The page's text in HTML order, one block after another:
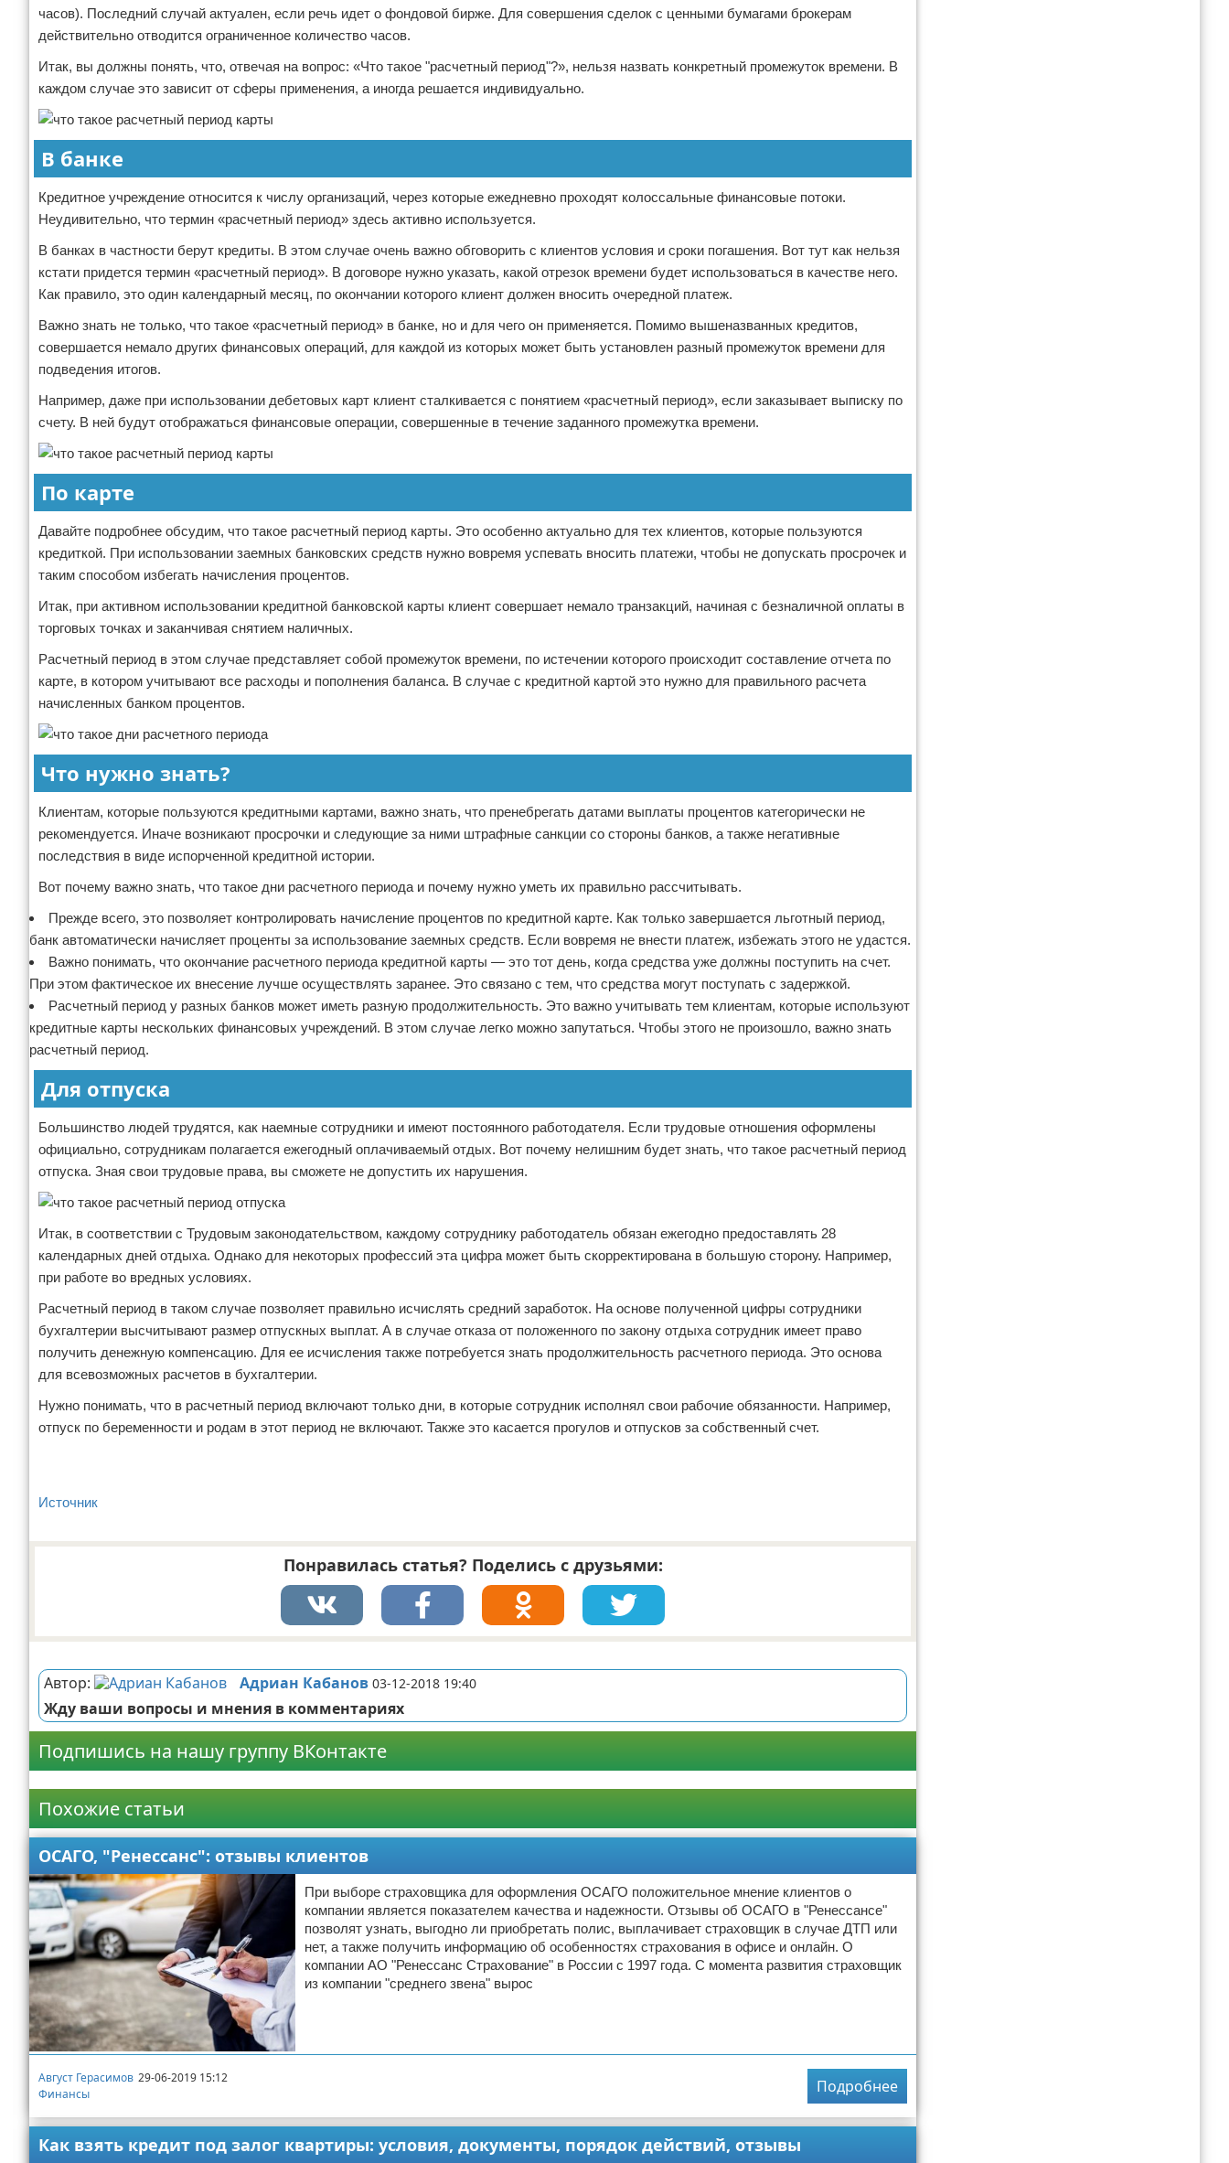
часов). Последний случай актуален, если речь идет о фондовой бирже. Для совершения сделок с ценными бумагами брокерам
действительно отводится ограниченное количество часов.
Итак, вы должны понять, что, отвечая на вопрос: «Что такое "расчетный период"?», нельзя назвать конкретный промежуток времени. В
каждом случае это зависит от сферы применения, а иногда решается индивидуально.
В банке
Кредитное учреждение относится к числу организаций, через которые ежедневно проходят колоссальные финансовые потоки.
Неудивительно, что термин «расчетный период» здесь активно используется.
В банках в частности берут кредиты. В этом случае очень важно обговорить с клиентов условия и сроки погашения. Вот тут как нельзя
кстати придется термин «расчетный период». В договоре нужно указать, какой отрезок времени будет использоваться в качестве него.
Как правило, это один календарный месяц, по окончании которого клиент должен вносить очередной платеж.
Важно знать не только, что такое «расчетный период» в банке, но и для чего он применяется. Помимо вышеназванных кредитов,
совершается немало других финансовых операций, для каждой из которых может быть установлен разный промежуток времени для
подведения итогов.
Например, даже при использовании дебетовых карт клиент сталкивается с понятием «расчетный период», если заказывает выписку по
счету. В ней будут отображаться финансовые операции, совершенные в течение заданного промежутка времени.
По карте
Давайте подробнее обсудим, что такое расчетный период карты. Это особенно актуально для тех клиентов, которые пользуются
кредиткой. При использовании заемных банковских средств нужно вовремя успевать вносить платежи, чтобы не допускать просрочек и
таким способом избегать начисления процентов.
Итак, при активном использовании кредитной банковской карты клиент совершает немало транзакций, начиная с безналичной оплаты в
торговых точках и заканчивая снятием наличных.
Расчетный период в этом случае представляет собой промежуток времени, по истечении которого происходит составление отчета по
карте, в котором учитывают все расходы и пополнения баланса. В случае с кредитной картой это нужно для правильного расчета
начисленных банком процентов.
Что нужно знать?
Клиентам, которые пользуются кредитными картами, важно знать, что пренебрегать датами выплаты процентов категорически не
рекомендуется. Иначе возникают просрочки и следующие за ними штрафные санкции со стороны банков, а также негативные
последствия в виде испорченной кредитной истории.
Вот почему важно знать, что такое дни расчетного периода и почему нужно уметь их правильно рассчитывать.
Прежде всего, это позволяет контролировать начисление процентов по кредитной карте. Как только завершается льготный период,
банк автоматически начисляет проценты за использование заемных средств. Если вовремя не внести платеж, избежать этого не удастся.
Важно понимать, что окончание расчетного периода кредитной карты — это тот день, когда средства уже должны поступить на счет.
При этом фактическое их внесение лучше осуществлять заранее. Это связано с тем, что средства могут поступать с задержкой.
Расчетный период у разных банков может иметь разную продолжительность. Это важно учитывать тем клиентам, которые используют
кредитные карты нескольких финансовых учреждений. В этом случае легко можно запутаться. Чтобы этого не произошло, важно знать
расчетный период.
Для отпуска
Большинство людей трудятся, как наемные сотрудники и имеют постоянного работодателя. Если трудовые отношения оформлены
официально, сотрудникам полагается ежегодный оплачиваемый отдых. Вот почему нелишним будет знать, что такое расчетный период
отпуска. Зная свои трудовые права, вы сможете не допустить их нарушения.
Итак, в соответствии с Трудовым законодательством, каждому сотруднику работодатель обязан ежегодно предоставлять 28
календарных дней отдыха. Однако для некоторых профессий эта цифра может быть скорректирована в большую сторону. Например,
при работе во вредных условиях.
Расчетный период в таком случае позволяет правильно исчислять средний заработок. На основе полученной цифры сотрудники
бухгалтерии высчитывают размер отпускных выплат. А в случае отказа от положенного по закону отдыха сотрудник имеет право
получить денежную компенсацию. Для ее исчисления также потребуется знать продолжительность расчетного периода. Это основа
для всевозможных расчетов в бухгалтерии.
Нужно понимать, что в расчетный период включают только дни, в которые сотрудник исполнял свои рабочие обязанности. Например,
отпуск по беременности и родам в этот период не включают. Также это касается прогулов и отпусков за собственный счет.
Источник
Понравилась статья? Поделись с друзьями:
Автор: Адриан Кабанов 03-12-2018 19:40
Жду ваши вопросы и мнения в комментариях
Подпишись на нашу группу ВКонтакте
Похожие статьи
ОСАГО, "Ренессанс": отзывы клиентов
При выборе страховщика для оформления ОСАГО положительное мнение клиентов о
компании является показателем качества и надежности. Отзывы об ОСАГО в "Ренессансе"
позволят узнать, выгодно ли приобретать полис, выплачивает страховщик в случае ДТП или
нет, а также получить информацию об особенностях страхования в офисе и онлайн. О
компании АО "Ренессанс Страхование" в России с 1997 года. С момента развития страховщик
из компании "среднего звена" вырос
Август Герасимов 29-06-2019 15:12
Финансы
Подробнее
Как взять кредит под залог квартиры: условия, документы, порядок действий, отзывы